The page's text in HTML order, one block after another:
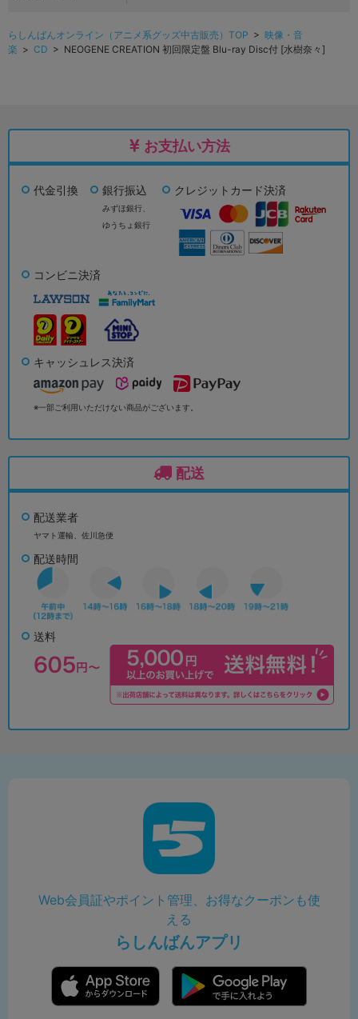
らしんばんオンライン（アニメ系グッズ中古販売）TOP > 映像・音
楽 > CD > NEOGENE CREATION 初回限定盤 Blu-ray Disc付 [水樹奈々]
お支払い方法
代金引換 銀行振込
みずほ銀行、
ゆうちょ銀行
クレジットカード決済
コンビニ決済
キャッシュレス決済
※一部ご利用いただけない商品がございます。
配送
配送業者
ヤマト運輸、佐川急便
配送時間
送料
Web会員証やポイント管理、お得なクーポンも使
える
らしんばんアプリ